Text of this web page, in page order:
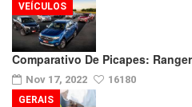
Comparativo De Picapes:
Nov 17, 2022 16180
VEÍCULOS
GERAIS